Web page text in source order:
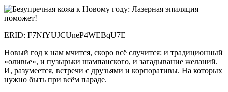
ERID: F7NfYUJCUneP4WEBqU7E
Новый год к нам мчится, скоро всё случится: и традиционный
«оливье», и пузырьки шампанского, и загадывание желаний.
И, разумеется, встречи с друзьями и корпоративы. На которых
нужно быть при всём параде.